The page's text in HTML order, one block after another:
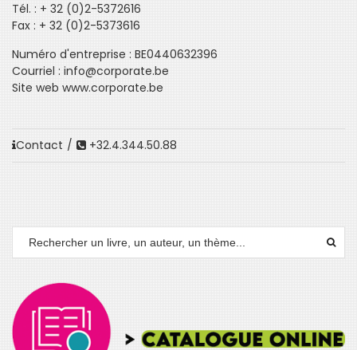
Tél. : + 32 (0)2-5372616
Fax : + 32 (0)2-5373616
Numéro d'entreprise : BE0440632396
Courriel : info@corporate.be
Site web www.corporate.be
Contact / +32.4.344.50.88